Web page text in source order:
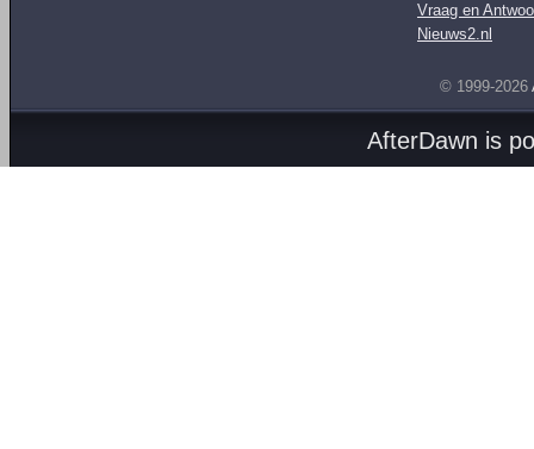
Vraag en
Nieuws2.nl
© 1999-2026
AfterDawn is